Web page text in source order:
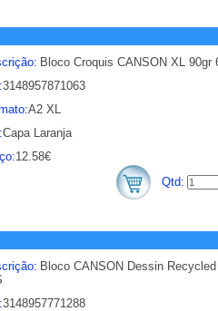
Bloco Croquis CANSON XL 90gr
3148957871063
A2 XL
Capa Laranja
12.58€
Qtd:
Bloco CANSON Dessin
3148957771288